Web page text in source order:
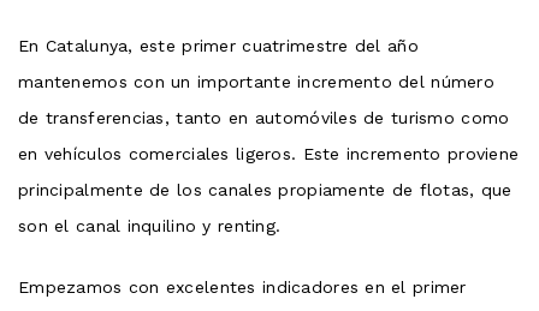
En Catalunya, este primer cuatrimestre del año
mantenemos con un importante incremento del número
de transferencias, tanto en automóviles de turismo como
en vehículos comerciales ligeros. Este incremento proviene
principalmente de los canales propiamente de flotas, que
son el canal inquilino y renting.
Empezamos con excelentes indicadores en el primer